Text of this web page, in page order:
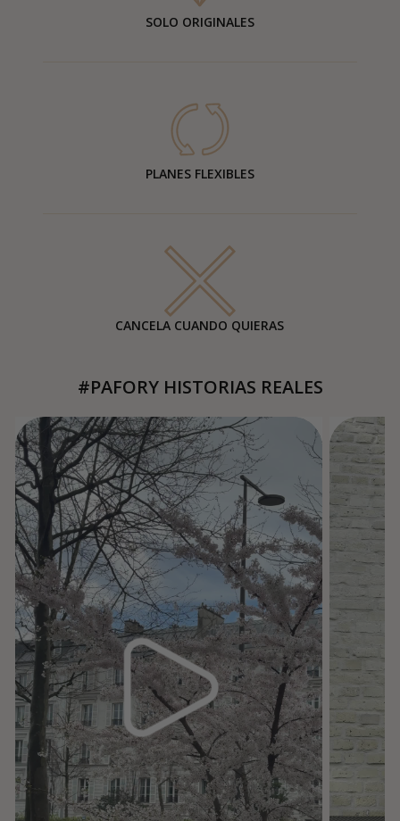
SOLO ORIGINALES
PLANES FLEXIBLES
CANCELA CUANDO QUIERAS
#PAFORY HISTORIAS REALES